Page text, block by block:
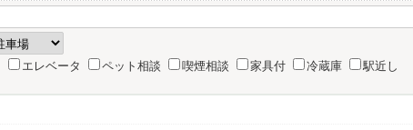
エレベータ ペット相談 喫煙相談 家具付 冷蔵庫
駅近し